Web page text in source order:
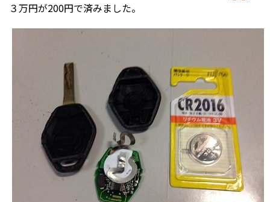
３万円が200円で済みました。